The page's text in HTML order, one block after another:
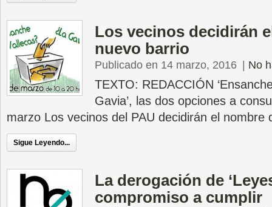
Los vecinos decidirán
nuevo barrio
Publicado en 14 marzo, 2016 No
TEXTO: REDACCIÓN
Gavia’, las dos opciones a
marzo Los vecinos del PAU decidirán el
Sigue Leyendo...
La derogación de
compromiso a cumplir